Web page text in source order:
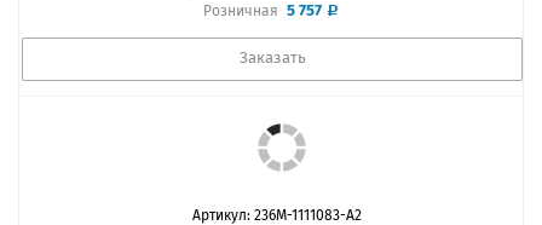
Розничная 5 757
Заказать
Артикул: 236М-1111083-А2